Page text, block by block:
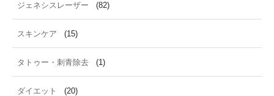
ジェネシスレーザー (82)
スキンケア (15)
タトゥー・刺青除去 (1)
ダイエット (20)